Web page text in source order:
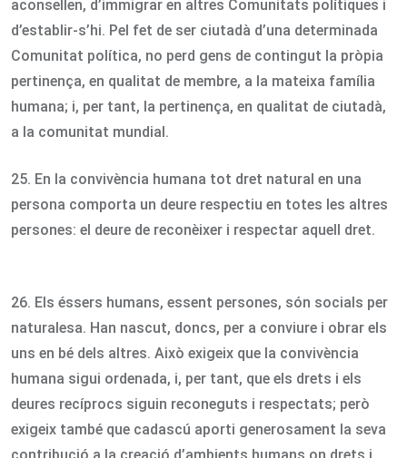
aconsellen, d’immigrar en altres Comunitats polítiques i
d’establir-s’hi. Pel fet de ser ciutadà d’una determinada
Comunitat política, no perd gens de contingut la pròpia
pertinença, en qualitat de membre, a la mateixa família
humana; i, per tant, la pertinença, en qualitat de ciutadà,
a la comunitat mundial.
25. En la convivència humana tot dret natural en una
persona comporta un deure respectiu en totes les altres
persones: el deure de reconèixer i respectar aquell dret.
26. Els éssers humans, essent persones, són socials per
naturalesa. Han nascut, doncs, per a conviure i obrar els
uns en bé dels altres. Això exigeix que la convivència
humana sigui ordenada, i, per tant, que els drets i els
deures recíprocs siguin reconeguts i respectats; però
exigeix també que cadascú aporti generosament la seva